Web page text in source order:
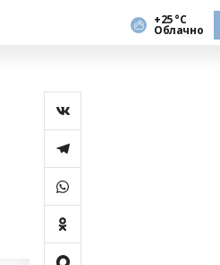
+25 °С
Облачно